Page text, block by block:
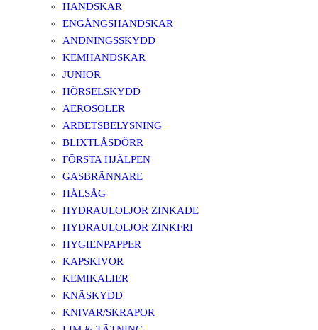
HANDSKAR
ENGÅNGSHANDSKAR
ANDNINGSSKYDD
KEMHANDSKAR
JUNIOR
HÖRSELSKYDD
AEROSOLER
ARBETSBELYSNING
BLIXTLÅSDÖRR
FÖRSTA HJÄLPEN
GASBRÄNNARE
HÅLSÅG
HYDRAULOLJOR ZINKADE
HYDRAULOLJOR ZINKFRI
HYGIENPAPPER
KAPSKIVOR
KEMIKALIER
KNÄSKYDD
KNIVAR/SKRAPOR